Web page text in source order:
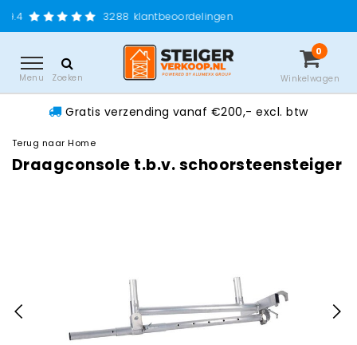
klantbeoordelingen
Menu Zoeken
0
Winkelwagen
Gratis verzending vanaf €200,- excl. btw
Terug naar Home
Draagconsole t.b.v. schoorsteensteiger